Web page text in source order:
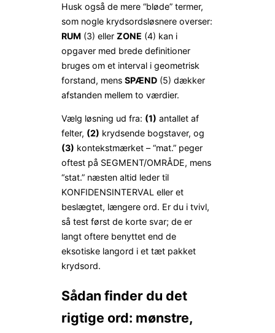
Husk også de mere “bløde” termer,
som nogle krydsordsløsnere overser:
RUM (3) eller ZONE (4) kan i
opgaver med brede definitioner
bruges om et interval i geometrisk
forstand, mens SPÆND (5) dækker
afstanden mellem to værdier.
Vælg løsning ud fra: (1) antallet af
felter, (2) krydsende bogstaver, og
(3) kontekstmærket – “mat.” peger
oftest på SEGMENT/OMRÅDE, mens
“stat.” næsten altid leder til
KONFIDENSINTERVAL eller et
beslægtet, længere ord. Er du i tvivl,
så test først de korte svar; de er
langt oftere benyttet end de
eksotiske langord i et tæt pakket
krydsord.
Sådan finder du det
rigtige ord: mønstre,